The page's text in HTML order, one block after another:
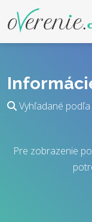
Vyhľadané podľa
Pre zobrazenie